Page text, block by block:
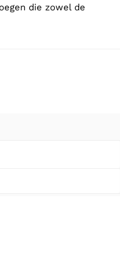
die zowel de